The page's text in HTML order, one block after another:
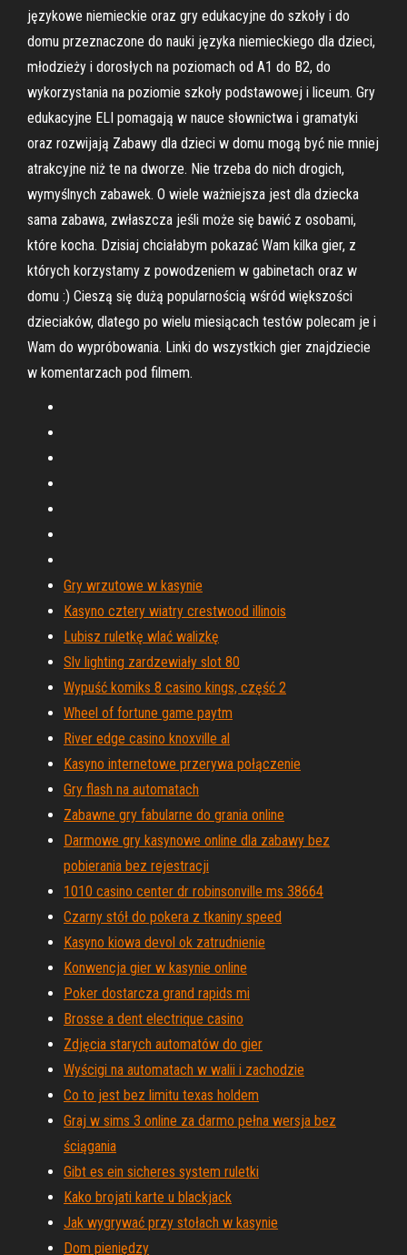
językowe niemieckie oraz gry edukacyjne do szkoły i do
domu przeznaczone do nauki języka niemieckiego dla dzieci,
młodzieży i dorosłych na poziomach od A1 do B2, do
wykorzystania na poziomie szkoły podstawowej i liceum. Gry
edukacyjne ELI pomagają w nauce słownictwa i gramatyki
oraz rozwijają Zabawy dla dzieci w domu mogą być nie mniej
atrakcyjne niż te na dworze. Nie trzeba do nich drogich,
wymyślnych zabawek. O wiele ważniejsza jest dla dziecka
sama zabawa, zwłaszcza jeśli może się bawić z osobami,
które kocha. Dzisiaj chciałabym pokazać Wam kilka gier, z
których korzystamy z powodzeniem w gabinetach oraz w
domu :) Cieszą się dużą popularnością wśród większości
dzieciaków, dlatego po wielu miesiącach testów polecam je i
Wam do wypróbowania. Linki do wszystkich gier znajdziecie
w komentarzach pod filmem.
Gry wrzutowe w kasynie
Kasyno cztery wiatry crestwood illinois
Lubisz ruletkę wlać walizkę
Slv lighting zardzewiały slot 80
Wypuść komiks 8 casino kings, część 2
Wheel of fortune game paytm
River edge casino knoxville al
Kasyno internetowe przerywa połączenie
Gry flash na automatach
Zabawne gry fabularne do grania online
Darmowe gry kasynowe online dla zabawy bez
pobierania bez rejestracji
1010 casino center dr robinsonville ms 38664
Czarny stół do pokera z tkaniny speed
Kasyno kiowa devol ok zatrudnienie
Konwencja gier w kasynie online
Poker dostarcza grand rapids mi
Brosse a dent electrique casino
Zdjęcia starych automatów do gier
Wyścigi na automatach w walii i zachodzie
Co to jest bez limitu texas holdem
Graj w sims 3 online za darmo pełna wersja bez
ściągania
Gibt es ein sicheres system ruletki
Kako brojati karte u blackjack
Jak wygrywać przy stołach w kasynie
Dom pieniędzy